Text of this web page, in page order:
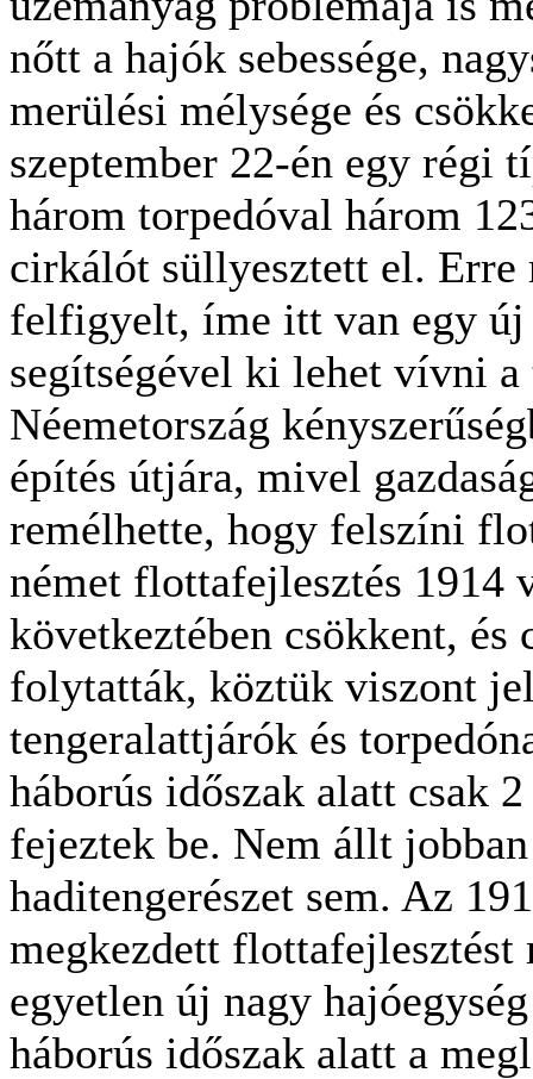
nőtt a hajók sebessége,
merülési mélysége és
szeptember 22-én egy régi
három torpedóval három
cirkálót süllyesztett el. Erre
felfigyelt, íme itt van egy
segítségével ki lehet vívni
Néemetország
építés útjára, mivel
remélhette, hogy felszíni
német flottafejlesztés 1914
következtében csökkent, és
folytatták, köztük viszont
tengeralattjárók és
háborús időszak alatt csak
fejeztek be. Nem állt
haditengerészet sem. Az
megkezdett
egyetlen új nagy
háborús időszak alatt a